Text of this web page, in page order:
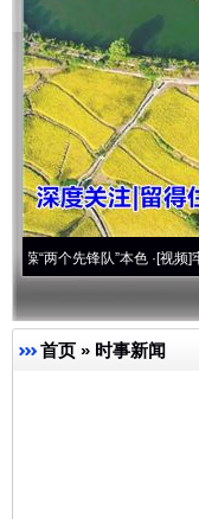
锋队”本色·[视频]牢记初心使
首页 » 时事新闻